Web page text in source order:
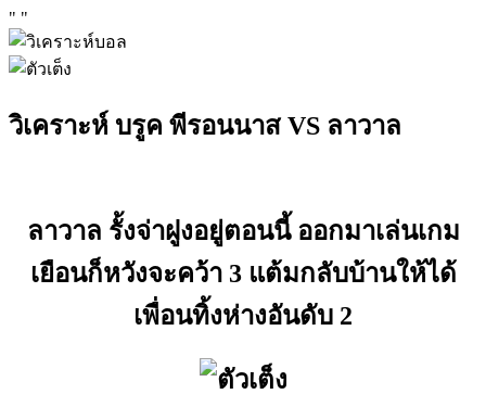
" "
วิเคราะห์ บรูค พีรอนนาส VS ลาวาล
ลาวาล รั้งจ่าฝูงอยู่ตอนนี้ ออกมาเล่นเกม
เยือนก็หวังจะคว้า 3 แต้มกลับบ้านให้ได้
เพื่อนทิ้งห่างอันดับ 2